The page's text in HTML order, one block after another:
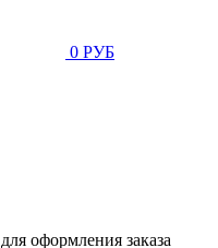
0 РУБ
оформления заказа